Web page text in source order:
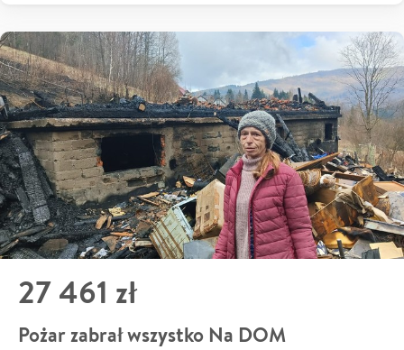
27 461 zł
Pożar zabrał wszystko Na DOM